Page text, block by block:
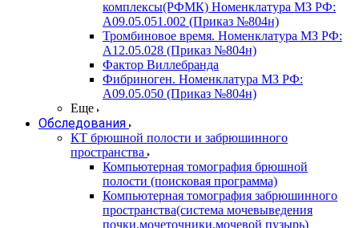
комплексы(РФМК) Номенклатура МЗ РФ:
A09.05.051.002 (Приказ №804н)
Тромбиновое время. Номенклатура МЗ РФ:
A12.05.028 (Приказ №804н)
Фактор Виллебранда
Фибриноген. Номенклатура МЗ РФ:
A09.05.050 (Приказ №804н)
Еще
Обследования
КТ брюшной полости и забрюшинного
пространства
Компьютерная томография брюшной
полости (поисковая программа)
Компьютерная томография забрюшинного
пространства(система мочевыведения
почки,мочеточники,мочевой пузырь)